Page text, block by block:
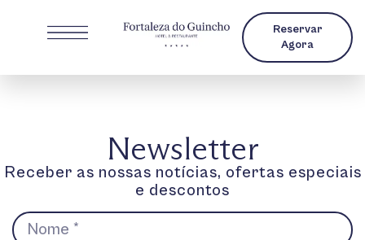
Reservar
Agora
Newsletter
Receber as nossas notícias, ofertas especiais
e descontos